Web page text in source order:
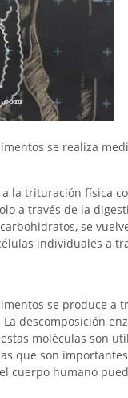
se realiza
la trituración física
a través de la
se
individuales a
se produce a
descomposición
moléculas son
que son
cuerpo humano